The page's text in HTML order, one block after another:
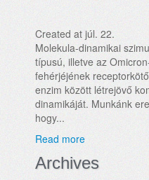
Created at júl. 22.
Molekula-dinamikai
típusú, illetve az
fehérjéjének
enzim között létrejövő
dinamikáját. Munkánk
hogy...
Read more
Archives